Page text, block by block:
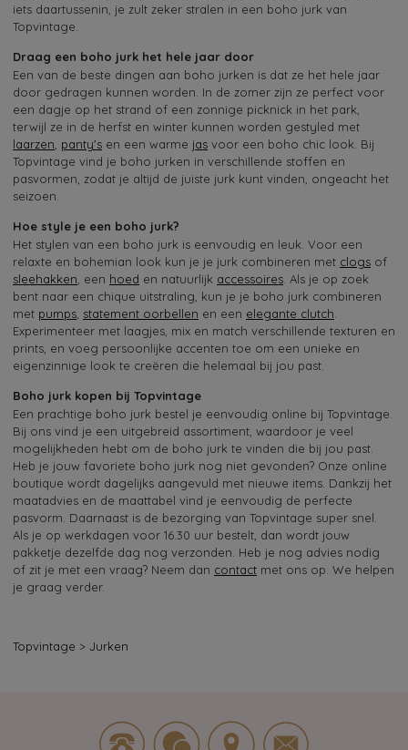
iets daartussenin, je zult zeker stralen in een boho jurk van
Topvintage.
Draag een boho jurk het hele jaar door
Een van de beste dingen aan boho jurken is dat ze het hele jaar
door gedragen kunnen worden. In de zomer zijn ze perfect voor
een dagje op het strand of een zonnige picknick in het park,
terwijl ze in de herfst en winter kunnen worden gestyled met
laarzen panty's en een warme jas voor een boho chic look. Bij
Topvintage vind je boho jurken in verschillende stoffen en
pasvormen, zodat je altijd de juiste jurk kunt vinden, ongeacht het
seizoen.
Hoe style je een boho jurk?
Het stylen van een boho jurk is eenvoudig en leuk. Voor een
relaxte en bohemian look kun je je jurk combineren met clogs of
sleehakken , een hoed en natuurlijk accessoires . Als je op zoek
bent naar een chique uitstraling, kun je je boho jurk combineren
met pumps statement oorbellen en een elegante clutch
Experimenteer met laagjes, mix en match verschillende texturen en
prints, en voeg persoonlijke accenten toe om een unieke en
eigenzinnige look te creëren die helemaal bij jou past.
Boho jurk kopen bij Topvintage
Een prachtige boho jurk bestel je eenvoudig online bij Topvintage.
Bij ons vind je een uitgebreid assortiment, waardoor je veel
mogelijkheden hebt om de boho jurk te vinden die bij jou past.
Heb je jouw favoriete boho jurk nog niet gevonden? Onze online
boutique wordt dagelijks aangevuld met nieuwe items. Dankzij het
maatadvies en de maattabel vind je eenvoudig de perfecte
pasvorm. Daarnaast is de bezorging van Topvintage super snel.
Als je op werkdagen voor 16.30 uur bestelt, dan wordt jouw
pakketje dezelfde dag nog verzonden. Heb je nog advies nodig
of zit je met een vraag? Neem dan contact met ons op. We helpen
je graag verder.
Topvintage > Jurken